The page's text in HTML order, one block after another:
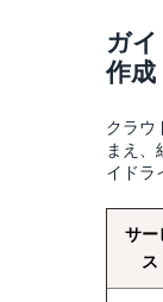
ガ
作成
クラウ
まえ、
イドラ
サー
ス